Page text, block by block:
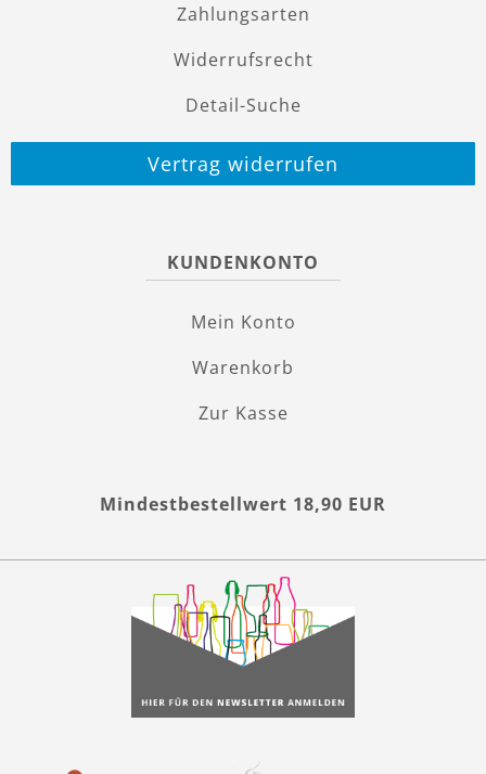
Zahlungsarten
Widerrufsrecht
Detail-Suche
Vertrag widerrufen
KUNDENKONTO
Mein Konto
Warenkorb
Zur Kasse
Mindestbestellwert 18,90 EUR